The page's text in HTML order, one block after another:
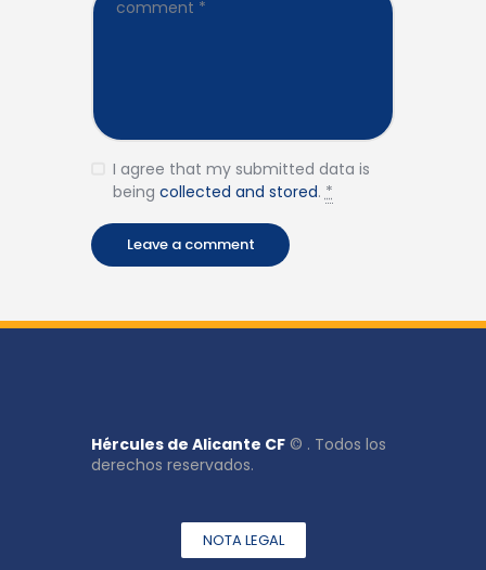
I agree that my submitted data is
being collected and stored. *
Hércules de Alicante CF © . Todos los
derechos reservados.
NOTA LEGAL